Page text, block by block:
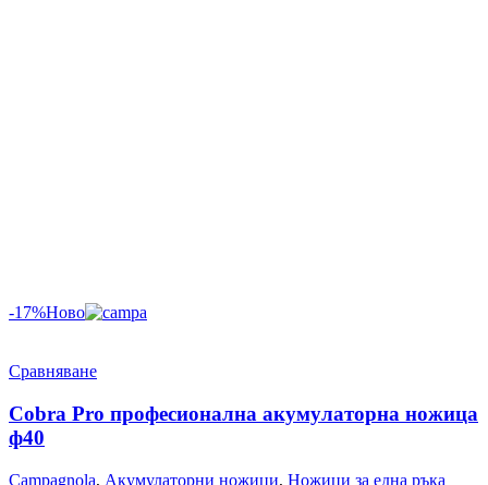
-17%Ново
Сравняване
Cobra Pro професионална акумулаторна ножица
ф40
Campagnola, Акумулаторни ножици, Ножици за една ръка